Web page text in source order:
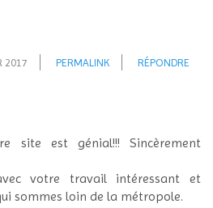
2017 PERMALINK RÉPONDRE
site est génial!!! Sincèrement
votre travail intéressant et
sommes loin de la métropole.